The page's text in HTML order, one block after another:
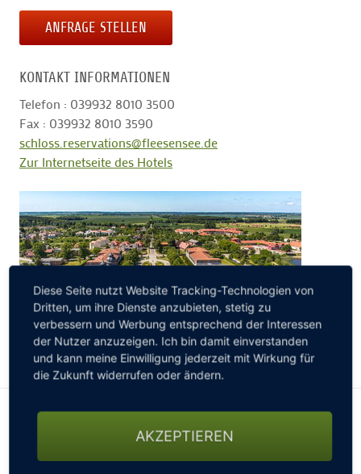
GOLF NEWS
ANFRAGE STELLEN
KONTAKT INFORMATIONEN
Telefon : 039932 8010 3500
Fax : 039932 8010 3590
schloss.reservations@fleesensee.de
Zur Internetseite des Hotels
Golfarrangement Golf Fleesensee
Break
Diese Seite nutzt Website Tracking-Technologien von
Dritten, um ihre Dienste anzubieten, stetig zu
verbessern und Werbung entsprechend der Interessen
der Nutzer anzuzeigen. Ich bin damit einverstanden
und kann meine Einwilligung jederzeit mit Wirkung für
die Zukunft widerrufen oder ändern.
AKZEPTIEREN